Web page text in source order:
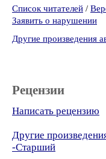
Список читателей /
Заявить о нарушении
Другие произведения
Рецензии
Написать рецензию
Другие
-Старший